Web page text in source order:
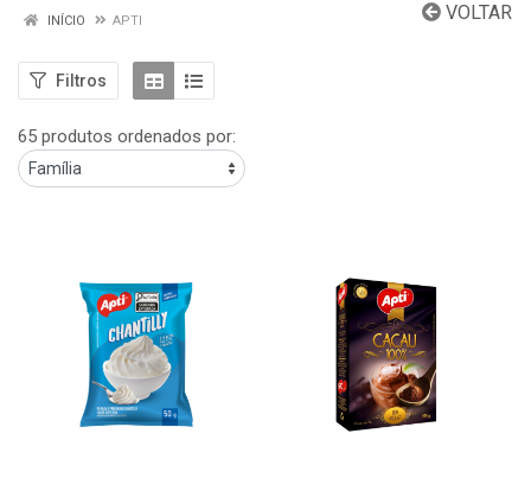
VOLTAR
INÍCIO APTI
Filtros
65 produtos ordenados por: